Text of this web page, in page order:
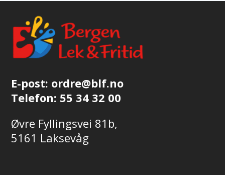
E-post: ordre@blf.no
Telefon: 55 34 32 00
Øvre Fyllingsvei 81b,
5161 Laksevåg